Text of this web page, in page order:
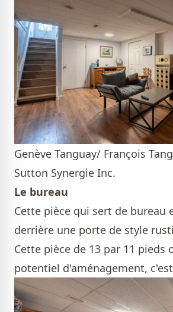
Genève Tanguay/ François
Sutton Synergie Inc.
Le bureau
Cette pièce qui sert de bureau
derrière une porte de style
Cette pièce de 13 par 11 pieds
potentiel d'aménagement,